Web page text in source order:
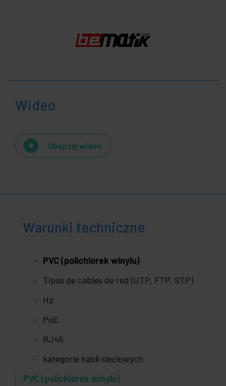
Wideo
Obejrzyj wideo
Warunki techniczne
PVC (polichlorek winylu)
Tipos de cables de red (UTP, FTP, STP)
Hz
PoE
RJ45
kategorie kabli sieciowych
PVC (polichlorek winylu)